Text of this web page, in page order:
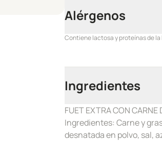
Alérgenos
Contiene lactosa y proteínas de
Ingredientes
FUET EXTRA CON CARNE
Ingredientes: Carne y
desnatada en polvo, sal,